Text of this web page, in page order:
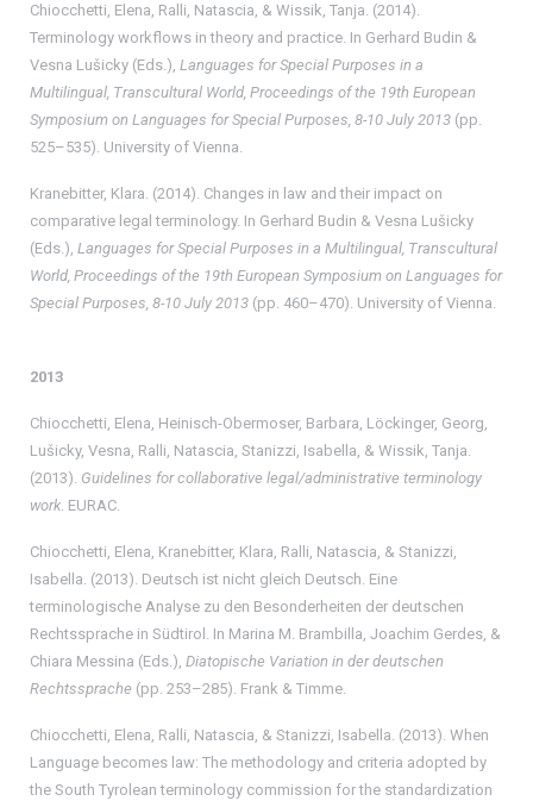
Chiocchetti, Elena, Ralli, Natascia, & Wissik, Tanja. (2014).
Terminology workflows in theory and practice. In Gerhard Budin &
Vesna Lušicky (Eds.), Languages for Special Purposes in a
Multilingual, Transcultural World, Proceedings of the 19th European
Symposium on Languages for Special Purposes, 8-10 July 2013 (pp.
525–535). University of Vienna.
Kranebitter, Klara. (2014). Changes in law and their impact on
comparative legal terminology. In Gerhard Budin & Vesna Lušicky
(Eds.), Languages for Special Purposes in a Multilingual, Transcultural
World, Proceedings of the 19th European Symposium on Languages for
Special Purposes, 8-10 July 2013 (pp. 460–470). University of Vienna.
2013
Chiocchetti, Elena, Heinisch-Obermoser, Barbara, Löckinger, Georg,
Lušicky, Vesna, Ralli, Natascia, Stanizzi, Isabella, & Wissik, Tanja.
(2013). Guidelines for collaborative legal/administrative terminology
work. EURAC.
Chiocchetti, Elena, Kranebitter, Klara, Ralli, Natascia, & Stanizzi,
Isabella. (2013). Deutsch ist nicht gleich Deutsch. Eine
terminologische Analyse zu den Besonderheiten der deutschen
Rechtssprache in Südtirol. In Marina M. Brambilla, Joachim Gerdes, &
Chiara Messina (Eds.), Diatopische Variation in der deutschen
Rechtssprache (pp. 253–285). Frank & Timme.
Chiocchetti, Elena, Ralli, Natascia, & Stanizzi, Isabella. (2013). When
Language becomes law: The methodology and criteria adopted by
the South Tyrolean terminology commission for the standardization